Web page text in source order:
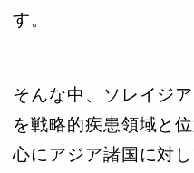
す。
そんな中、ソレイジ
を戦略的疾患領域と
心にアジア諸国に対